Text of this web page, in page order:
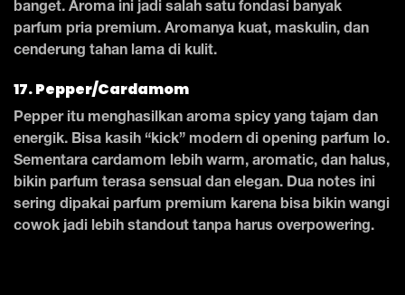
banget. Aroma ini jadi salah satu fondasi banyak
parfum pria premium. Aromanya kuat, maskulin, dan
cenderung tahan lama di kulit.
17. Pepper/Cardamom
Pepper itu menghasilkan aroma spicy yang tajam dan
energik. Bisa kasih “kick” modern di opening parfum lo.
Sementara cardamom lebih warm, aromatic, dan halus,
bikin parfum terasa sensual dan elegan. Dua notes ini
sering dipakai parfum premium karena bisa bikin wangi
cowok jadi lebih standout tanpa harus overpowering.